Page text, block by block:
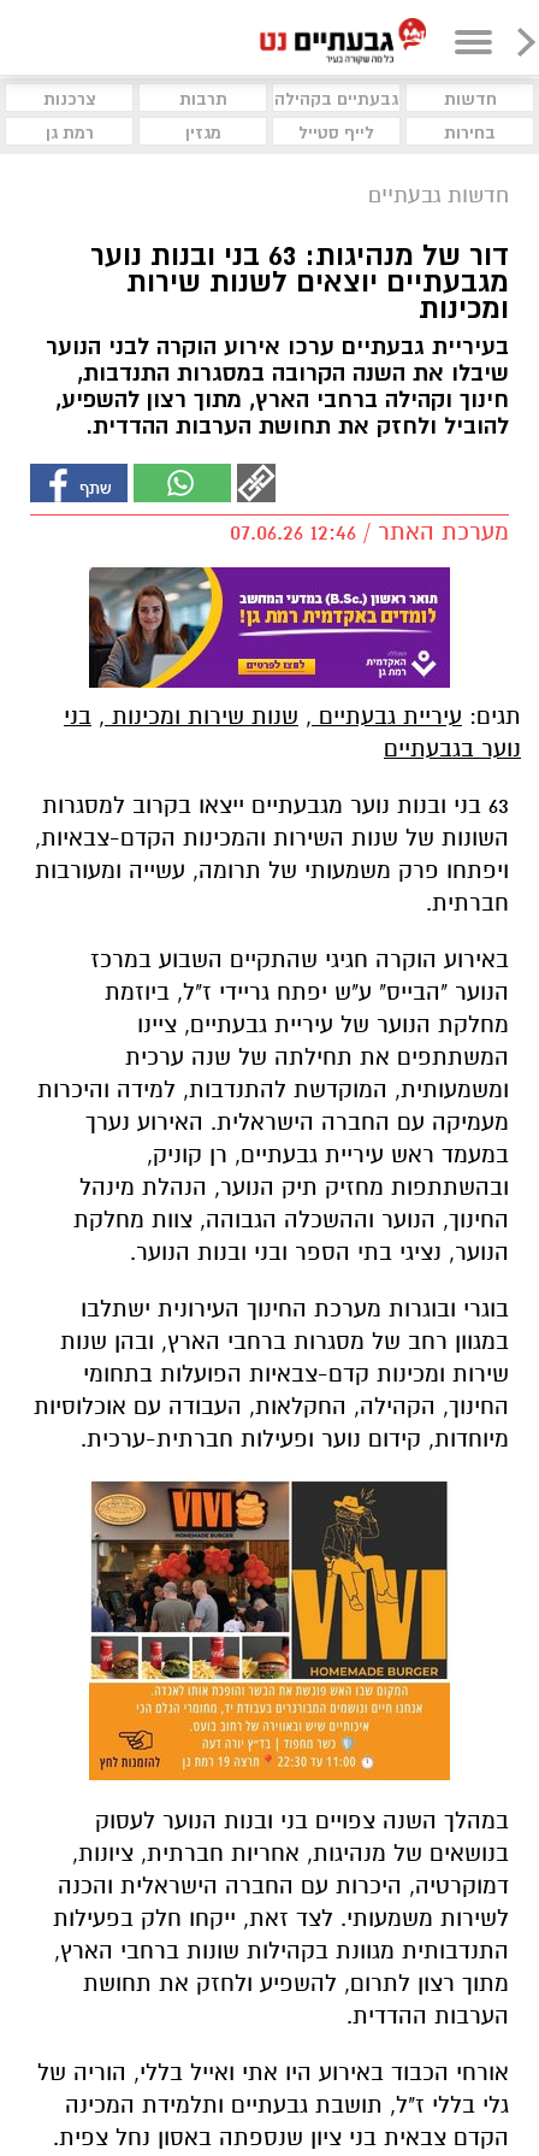
חדשות גבעתיים בקהילה תרבות
צרכנות
בחירות
לייף סטייל מגזין רמת גן
חדשות גבעתיים
דור של מנהיגות: 63 בני ובנות נוער
מגבעתיים יוצאים לשנות שירות
ומכינות
בעיריית גבעתיים ערכו אירוע הוקרה לבני הנוער
שיבלו את השנה הקרובה במסגרות התנדבות,
חינוך וקהילה ברחבי הארץ, מתוך רצון להשפיע,
להוביל ולחזק את תחושת הערבות ההדדית.
מערכת האתר / 12:46 07.06.26
תגים: עיריית גבעתיים , שנות שירות ומכינות , בני
נוער בגבעתיים
63 בני ובנות נוער מגבעתיים ייצאו בקרוב למסגרות
השונות של שנות השירות והמכינות הקדם-צבאיות,
ויפתחו פרק משמעותי של תרומה, עשייה ומעורבות
חברתית.
באירוע הוקרה חגיגי שהתקיים השבוע במרכז
הנוער "הבייס" ע"ש יפתח גריידי ז"ל, ביוזמת
מחלקת הנוער של עיריית גבעתיים, ציינו
המשתתפים את תחילתה של שנה ערכית
ומשמעותית, המוקדשת להתנדבות, למידה והיכרות
מעמיקה עם החברה הישראלית. האירוע נערך
במעמד ראש עיריית גבעתיים, רן קוניק,
ובהשתתפות מחזיק תיק הנוער, הנהלת מינהל
החינוך, הנוער וההשכלה הגבוהה, צוות מחלקת
הנוער, נציגי בתי הספר ובני ובנות הנוער.
בוגרי ובוגרות מערכת החינוך העירונית ישתלבו
במגוון רחב של מסגרות ברחבי הארץ, ובהן שנות
שירות ומכינות קדם-צבאיות הפועלות בתחומי
החינוך, הקהילה, החקלאות, העבודה עם אוכלוסיות
מיוחדות, קידום נוער ופעילות חברתית-ערכית.
במהלך השנה צפויים בני ובנות הנוער לעסוק
בנושאים של מנהיגות, אחריות חברתית, ציונות,
דמוקרטיה, היכרות עם החברה הישראלית והכנה
לשירות משמעותי. לצד זאת, ייקחו חלק בפעילות
התנדבותית מגוונת בקהילות שונות ברחבי הארץ,
מתוך רצון לתרום, להשפיע ולחזק את תחושת
הערבות ההדדית.
אורחי הכבוד באירוע היו אתי ואייל בללי, הוריה של
גלי בללי ז"ל, תושבת גבעתיים ותלמידת המכינה
הקדם צבאית בני ציון שנספתה באסון נחל צפית.